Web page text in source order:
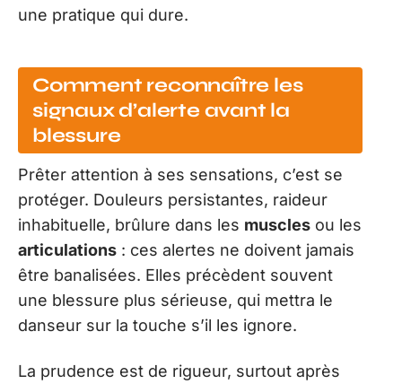
une pratique qui dure.
Comment reconnaître les
signaux d’alerte avant la
blessure
Prêter attention à ses sensations, c’est se
protéger. Douleurs persistantes, raideur
inhabituelle, brûlure dans les muscles ou les
articulations : ces alertes ne doivent jamais
être banalisées. Elles précèdent souvent
une blessure plus sérieuse, qui mettra le
danseur sur la touche s’il les ignore.
La prudence est de rigueur, surtout après